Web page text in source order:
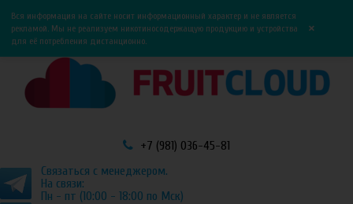
0
Вся информация на сайте носит информационный характер и не является
рекламой. Мы не реализуем никотиносодержащую продукцию и устройства
для её потребления дистанционно.
×
+7 (981) 036-45-81
Связаться с менеджером.
На связи:
Пн - пт (10:00 - 18:00 по Мск)